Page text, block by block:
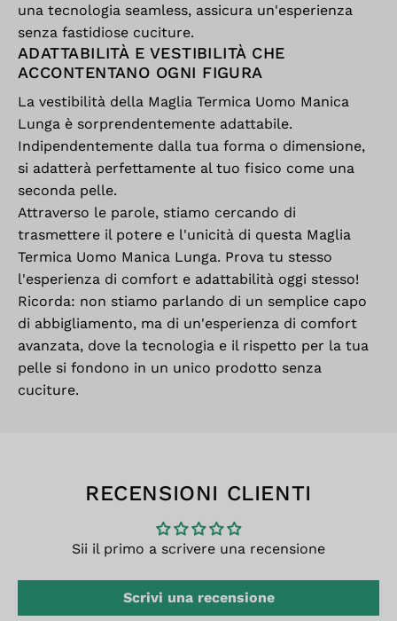
una tecnologia seamless, assicura un'esperienza
senza fastidiose cuciture.
ADATTABILITÀ E VESTIBILITÀ CHE
ACCONTENTANO OGNI FIGURA
La vestibilità della Maglia Termica Uomo Manica
Lunga è sorprendentemente adattabile.
Indipendentemente dalla tua forma o dimensione,
si adatterà perfettamente al tuo fisico come una
seconda pelle.
Attraverso le parole, stiamo cercando di
trasmettere il potere e l'unicità di questa Maglia
Termica Uomo Manica Lunga. Prova tu stesso
l'esperienza di comfort e adattabilità oggi stesso!
Ricorda: non stiamo parlando di un semplice capo
di abbigliamento, ma di un'esperienza di comfort
avanzata, dove la tecnologia e il rispetto per la tua
pelle si fondono in un unico prodotto senza
cuciture.
RECENSIONI CLIENTI
Sii il primo a scrivere una recensione
Scrivi una recensione